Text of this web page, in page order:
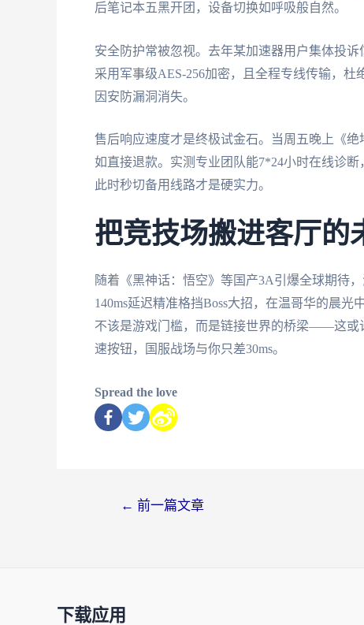
后笔记本五黑开团，设备切换如呼吸般自然。
安全防护常被忽视。去年某加速器用户集体投
采用军事级AES-256加密，且全程专线传输，
因安防漏洞消失。
售后响应速度才是终极试金石。当周五晚上《
如直接退款。实测专业团队能7*24小时在线诊
此时秒切备用线路才是硬实力。
把竞技场搬进客厅的
随着《黑神话：悟空》等国产3A引爆全球期待
140ms延迟精准格挡Boss大招，在温哥华的晨
不该是游戏门槛，而是链接世界的桥梁——这或
速按钮，国服战场与你只差30ms。
Spread the love
← 前一篇文章
下载应用